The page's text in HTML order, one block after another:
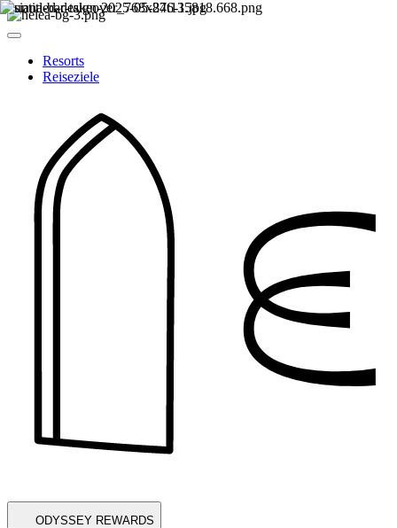
Resorts
Reiseziele
ODYSSEY REWARDS